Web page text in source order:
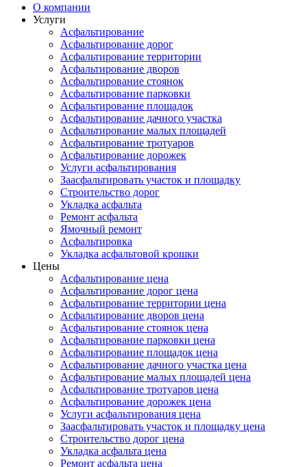
О компании
Услуги
Асфальтирование
Асфальтирование дорог
Асфальтирование территории
Асфальтирование дворов
Асфальтирование стоянок
Асфальтирование парковки
Асфальтирование площадок
Асфальтирование дачного участка
Асфальтирование малых площадей
Асфальтирование тротуаров
Асфальтирование дорожек
Услуги асфальтирования
Заасфальтировать участок и площадку
Строительство дорог
Укладка асфальта
Ремонт асфальта
Ямочный ремонт
Асфальтировка
Укладка асфальтовой крошки
Цены
Асфальтирование цена
Асфальтирование дорог цена
Асфальтирование территории цена
Асфальтирование дворов цена
Асфальтирование стоянок цена
Асфальтирование парковки цена
Асфальтирование площадок цена
Асфальтирование дачного участка цена
Асфальтирование малых площадей цена
Асфальтирование тротуаров цена
Асфальтирование дорожек цена
Услуги асфальтирования цена
Заасфальтировать участок и площадку цена
Строительство дорог цена
Укладка асфальта цена
Ремонт асфальта цена